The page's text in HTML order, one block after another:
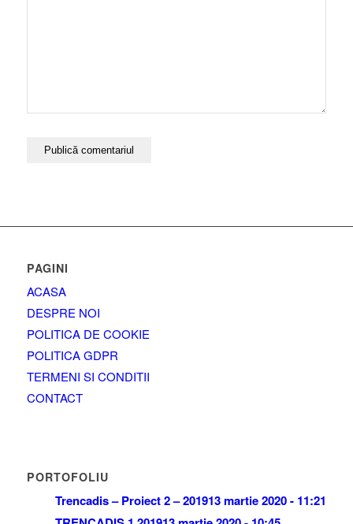
PAGINI
ACASA
DESPRE NOI
POLITICA DE COOKIE
POLITICA GDPR
TERMENI SI CONDITII
CONTACT
PORTOFOLIU
Trencadis – Proiect 2 – 201913 martie 2020 - 11:21